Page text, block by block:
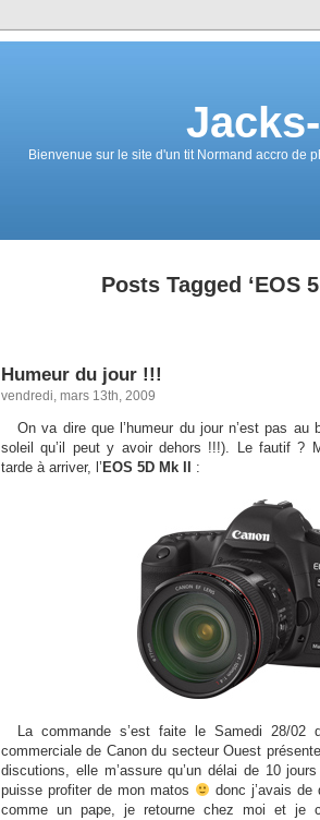
Bienvenue sur le site d'un tit Normand accro de
Posts Tagged ‘EOS
Humeur du jour !!!
vendredi, mars 13th, 2009
On va dire que l’humeur du jour n’est pas au
soleil qu’il peut y avoir dehors !!!). Le fautif ?
tarde à arriver, l’ EOS 5D Mk II :
La commande s’est faite le Samedi 28/02
commerciale de Canon du secteur Ouest
discutions, elle m’assure qu’un délai de 10
puisse profiter de mon matos
donc j’avais de
comme un pape, je retourne chez moi et je